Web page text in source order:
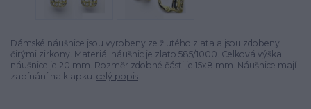
Dámské náušnice jsou vyrobeny ze žlutého zlata a jsou zdobeny
čirými zirkony. Materiál náušnic je zlato 585/1000. Celková výška
náušnice je 20 mm. Rozměr zdobné části je 15x8 mm. Náušnice mají
zapínání na klapku. celý popis